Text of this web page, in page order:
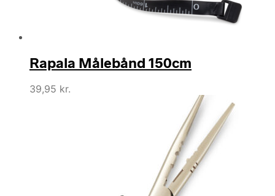
Rapala Målebånd 150cm
39,95 kr.